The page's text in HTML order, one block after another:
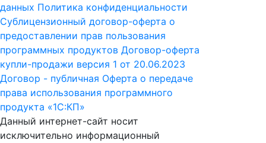
данных Политика конфиденциальности
Сублицензионный договор-оферта о
предоставлении прав пользования
программных продуктов Договор-оферта
купли-продажи версия 1 от 20.06.2023
Договор - публичная Оферта о передаче
права использования программного
продукта «1С:КП»
Данный интернет-сайт носит
исключительно информационный